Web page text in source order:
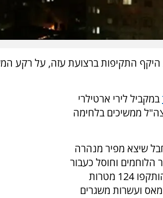
התקיפות ברצועת עזה, על רקע
במקביל לירי ארטילרי
ממשיכים בלחימה
שיצא מפיר מנהרה
וחוסל כעבור
במהלך היממה האחרונה הותקפו 124 מטרות
ועשרות משגרים